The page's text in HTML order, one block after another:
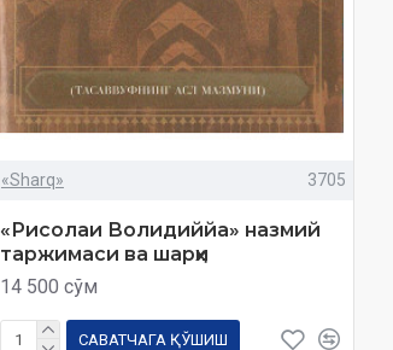
«Sharq» 3705
«Рисолаи Волидиййа» назмий
таржимаси ва шарҳи
14 500 сўм
САВАТЧАГА ҚЎШИШ